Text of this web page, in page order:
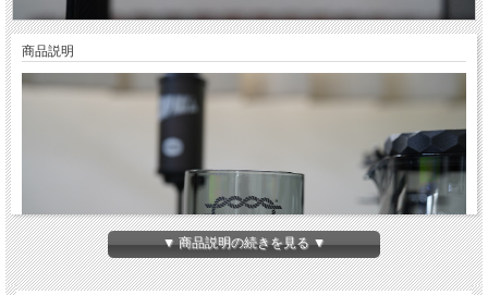
商品説明
▼ 商品説明の続きを見る ▼